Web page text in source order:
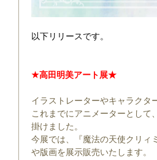
以下リリースです。
★高田明美アート展★
イラストレーターやキャラクタ
これまでにアニメーターとして
掛けました。
今展では、『魔法の天使クリィ
や版画を展示販売いたします。